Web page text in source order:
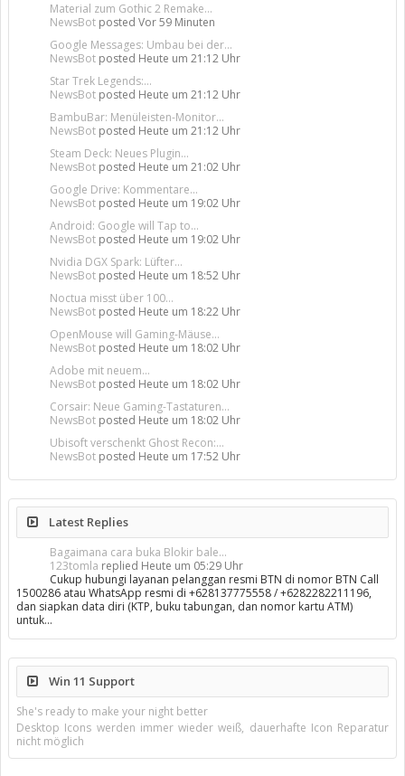
Material zum Gothic 2 Remake...
NewsBot posted Vor 59 Minuten
Google Messages: Umbau bei der...
NewsBot posted Heute um 21:12 Uhr
Star Trek Legends:...
NewsBot posted Heute um 21:12 Uhr
BambuBar: Menüleisten-Monitor...
NewsBot posted Heute um 21:12 Uhr
Steam Deck: Neues Plugin...
NewsBot posted Heute um 21:02 Uhr
Google Drive: Kommentare...
NewsBot posted Heute um 19:02 Uhr
Android: Google will Tap to...
NewsBot posted Heute um 19:02 Uhr
Nvidia DGX Spark: Lüfter...
NewsBot posted Heute um 18:52 Uhr
Noctua misst über 100...
NewsBot posted Heute um 18:22 Uhr
OpenMouse will Gaming-Mäuse...
NewsBot posted Heute um 18:02 Uhr
Adobe mit neuem...
NewsBot posted Heute um 18:02 Uhr
Corsair: Neue Gaming-Tastaturen...
NewsBot posted Heute um 18:02 Uhr
Ubisoft verschenkt Ghost Recon:...
NewsBot posted Heute um 17:52 Uhr
Latest Replies
Bagaimana cara buka Blokir bale...
123tomla replied Heute um 05:29 Uhr
Cukup hubungi layanan pelanggan resmi BTN di nomor BTN Call
1500286 atau WhatsApp resmi di +628137775558 / +6282282211196,
dan siapkan data diri (KTP, buku tabungan, dan nomor kartu ATM)
untuk…
Win 11 Support
She's ready to make your night better
Desktop Icons werden immer wieder weiß, dauerhafte Icon Reparatur
nicht möglich